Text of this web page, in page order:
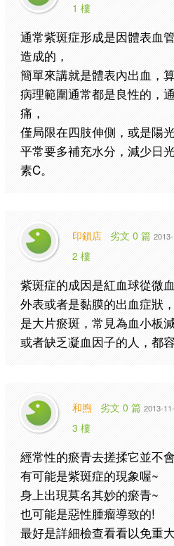
1 樓
通常紫斑症形成是因體表血
造成的，
簡單來講就是體表內出血，
病理範圍通常都是良性的，
痛，
僅局限在四肢伸側，或是陽
平常要多補充水分，減少日
素C。
印鎖店 劣文 0 篇
2 樓
紫斑症的成因是紅血球從微
外表或者是黏膜的出血症狀
是大片瘀斑，常見為血小板
或者缺乏凝血因子的人，都
和煦 劣文 0 篇 2013-
3 樓
經常性的瘀青去搓揉它並不
有可能是紫斑症的現象喔~
身上出現莫名其妙的瘀青~
也可能是惡性腫瘤導致的!
最好是詳細檢查看看以免重